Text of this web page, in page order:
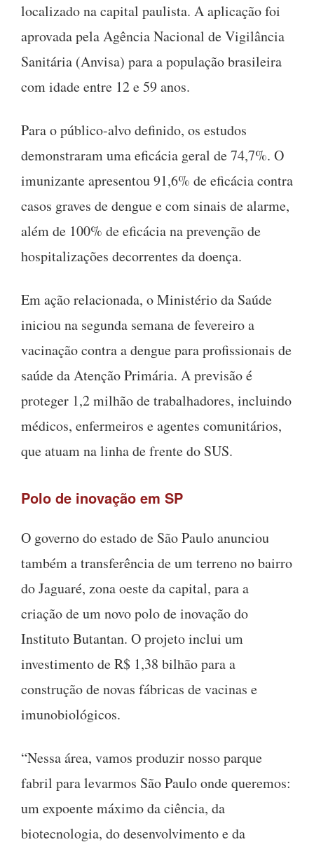
localizado na capital paulista. A aplicação foi
aprovada pela Agência Nacional de Vigilância
Sanitária (Anvisa) para a população brasileira
com idade entre 12 e 59 anos.
Para o público-alvo definido, os estudos
demonstraram uma eficácia geral de 74,7%. O
imunizante apresentou 91,6% de eficácia contra
casos graves de dengue e com sinais de alarme,
além de 100% de eficácia na prevenção de
hospitalizações decorrentes da doença.
Em ação relacionada, o Ministério da Saúde
iniciou na segunda semana de fevereiro a
vacinação contra a dengue para profissionais de
saúde da Atenção Primária. A previsão é
proteger 1,2 milhão de trabalhadores, incluindo
médicos, enfermeiros e agentes comunitários,
que atuam na linha de frente do SUS.
Polo de inovação em SP
O governo do estado de São Paulo anunciou
também a transferência de um terreno no bairro
do Jaguaré, zona oeste da capital, para a
criação de um novo polo de inovação do
Instituto Butantan. O projeto inclui um
investimento de R$ 1,38 bilhão para a
construção de novas fábricas de vacinas e
imunobiológicos.
“Nessa área, vamos produzir nosso parque
fabril para levarmos São Paulo onde queremos:
um expoente máximo da ciência, da
biotecnologia, do desenvolvimento e da